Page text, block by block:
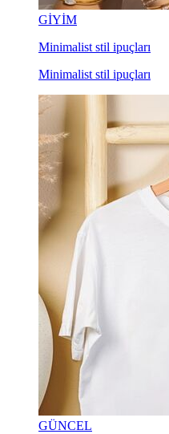
GİYİM
Minimalist stil ipuçları
Minimalist stil ipuçları
GÜNCEL